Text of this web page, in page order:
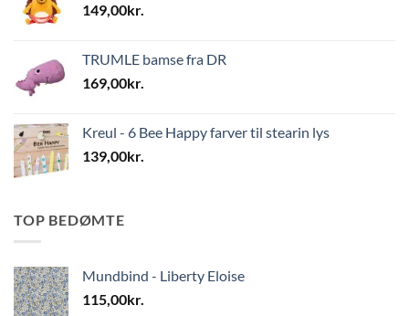
149,00kr.
TRUMLE bamse fra DR
169,00kr.
Kreul - 6 Bee Happy farver til stearin lys
139,00kr.
TOP BEDØMTE
Mundbind - Liberty Eloise
115,00kr.